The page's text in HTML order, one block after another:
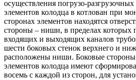
осуществления погрузо-
элементов колодца в котлован при
сторонах элементов находятся
стороны – ниши, в пределах которых
входящих и выходящих каналов
шести боковых стенок верхнего и
расположены ниши. Боковые
элементов колодца имеют
восемь с каждой из сторон, для